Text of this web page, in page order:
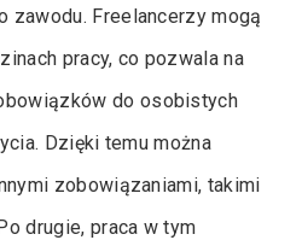
zawodu. Freelancerzy mogą
pracy, co pozwala na
do osobistych
Dzięki temu można
zobowiązaniami, takimi
drugie, praca w tym